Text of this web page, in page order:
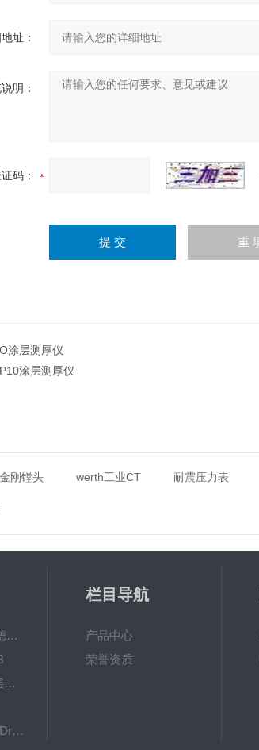
址：
明：
码：
涂层测厚仪
涂层测厚仪
金刚镗头 werth工业CT 耐震压力表
MPO涂镀层测厚仪德国菲希尔FISCHER
德国EPK 600BF涂层测厚仪
8103061德国德尔格Dräger检测管
栏目导航
产品中心
荣誉资质